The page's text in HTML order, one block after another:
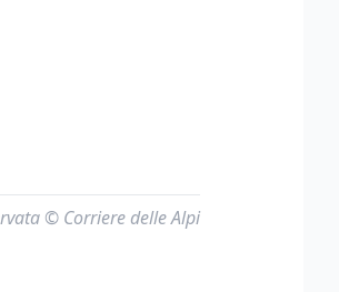
© Corriere delle Alpi